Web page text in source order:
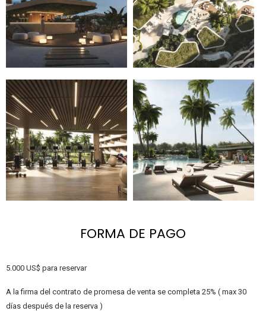
FORMA DE PAGO
5.000 US$ para reservar
A la firma del contrato de promesa de venta se completa 25% ( max 30
días después de la reserva )